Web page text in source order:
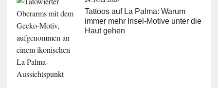
Tattoos auf La Palma: Warum
immer mehr Insel-Motive unter die
Haut gehen